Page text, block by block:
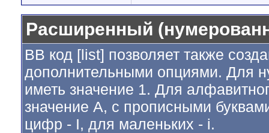
Расширенный
BB код [list] позволяет также
дополнительными опциями. Для
иметь значение 1. Для
значение A, с прописными
цифр - I, для маленьких - i.